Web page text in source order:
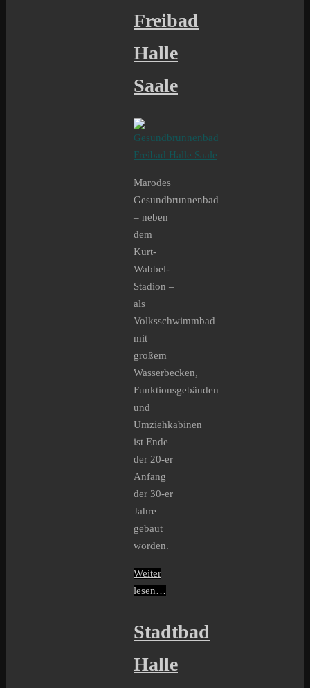
Freibad
Halle
Saale
Marodes
Gesundbrunnenbad
– neben
dem
Kurt-
Wabbel-
Stadion –
als
Volksschwimmbad
mit
großem
Wasserbecken,
Funktionsgebäuden
und
Umziehkabinen
ist Ende
der 20-er
Anfang
der 30-er
Jahre
gebaut
worden.
Weiter
lesen…
Stadtbad
Halle